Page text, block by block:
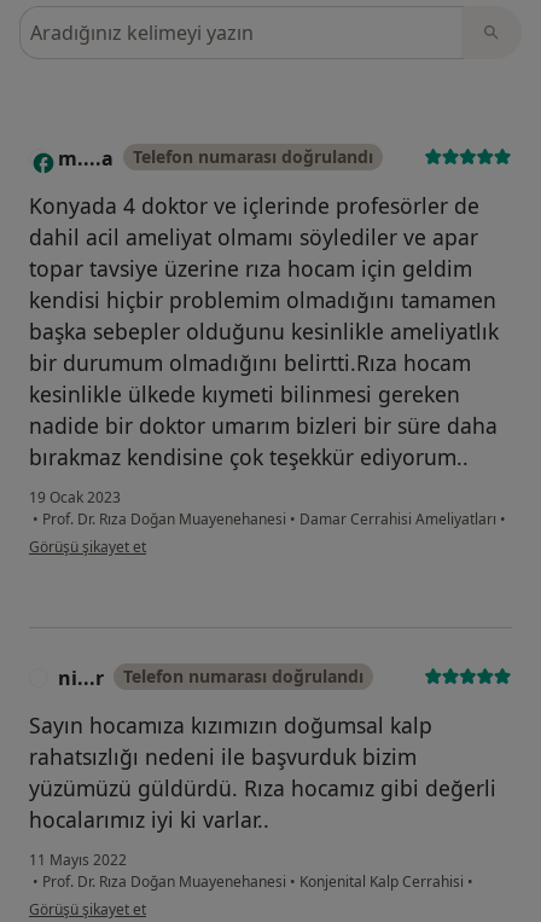
Görüşler içerisinde ara
M m....a Telefon numarası doğrulandı
Konyada 4 doktor ve içlerinde profesörler de
dahil acil ameliyat olmamı söylediler ve apar
topar tavsiye üzerine rıza hocam için geldim
kendisi hiçbir problemim olmadığını tamamen
başka sebepler olduğunu kesinlikle ameliyatlık
bir durumum olmadığını belirtti.Rıza hocam
kesinlikle ülkede kıymeti bilinmesi gereken
nadide bir doktor umarım bizleri bir süre daha
bırakmaz kendisine çok teşekkür ediyorum..
19 Ocak 2023
• Prof. Dr. Rıza Doğan Muayenehanesi • Damar Cerrahisi Ameliyatları •
kullanıcının görüşüne göre m....a
Görüşü şikayet et
ni...r Telefon numarası doğrulandı
Sayın hocamıza kızımızın doğumsal kalp
rahatsızlığı nedeni ile başvurduk bizim
yüzümüzü güldürdü. Rıza hocamız gibi değerli
hocalarımız iyi ki varlar..
11 Mayıs 2022
• Prof. Dr. Rıza Doğan Muayenehanesi • Konjenital Kalp Cerrahisi •
kullanıcının görüşüne göre ni...r
Görüşü şikayet et